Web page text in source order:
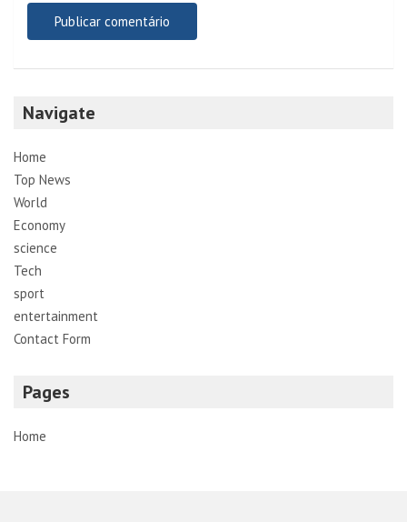
Navigate
Home
Top News
World
Economy
science
Tech
sport
entertainment
Contact Form
Pages
Home